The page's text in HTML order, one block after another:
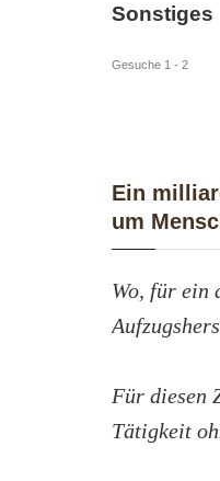
Gesuche 1 - 2
Ein
um
Wo, für ein
Für diesen
Tätigkeit